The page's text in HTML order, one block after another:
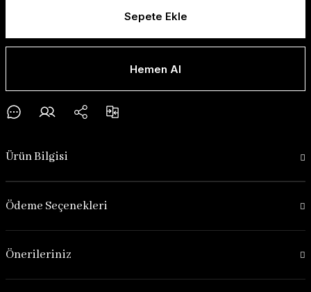
Sepete Ekle
Hemen Al
Ürün Bilgisi
Ödeme Seçenekleri
Önerileriniz